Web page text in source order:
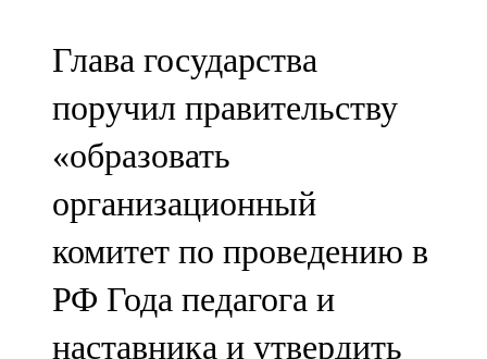
102,6 FM
Чирмешән
107,7 FM
Чистай
103,0 FM
Чүпрәле
Глава государства
поручил правительству
«образовать
организационный
комитет по проведению в
РФ Года педагога и
наставника и утвердить